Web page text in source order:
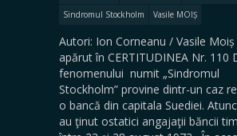
Sindromul Stockholm
Vasile MOIȘ
Autori: Ion Corneanu / Vasile
apărut în CERTITUDINEA Nr. 110
fenomenului numit „Sindromul
Stockholm” provine dintr-un caz
o bancă din capitala Suediei.
au ţinut ostatici angajaţii băncii